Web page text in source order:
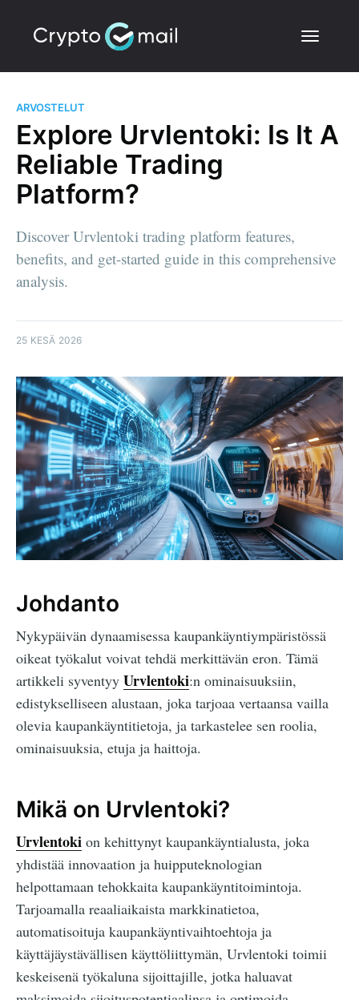
ARVOSTELUT
Explore Urvlentoki: Is It A
Reliable Trading
Platform?
Discover Urvlentoki trading platform features,
benefits, and get-started guide in this comprehensive
analysis.
25 KESÄ 2026
Johdanto
Nykypäivän dynaamisessa kaupankäyntiympäristössä
oikeat työkalut voivat tehdä merkittävän eron. Tämä
artikkeli syventyy Urvlentoki:n ominaisuuksiin,
edistykselliseen alustaan, joka tarjoaa vertaansa vailla
olevia kaupankäyntitietoja, ja tarkastelee sen roolia,
ominaisuuksia, etuja ja haittoja.
Mikä on Urvlentoki?
Urvlentoki on kehittynyt kaupankäyntialusta, joka
yhdistää innovaation ja huipputeknologian
helpottamaan tehokkaita kaupankäyntitoimintoja.
Tarjoamalla reaaliaikaista markkinatietoa,
automatisoituja kaupankäyntivaihtoehtoja ja
käyttäjäystävällisen käyttöliittymän, Urvlentoki toimii
keskeisenä työkaluna sijoittajille, jotka haluavat